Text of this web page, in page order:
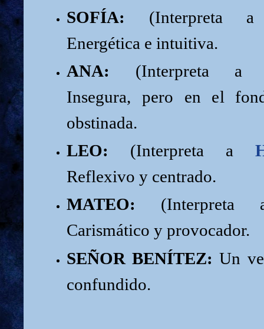
SOFÍA: (Interpreta
Energética e intuitiva.
ANA: (Interpreta
Insegura, pero en el
obstinada.
LEO: (Interpreta a
Reflexivo y centrado.
MATEO:
Carismático y provocador.
SEÑOR BENÍTEZ: Un
confundido.